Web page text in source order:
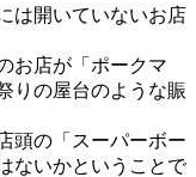
は開いていないお店
お店が「ポークマ
りの屋台のような賑
頭の「スーパーボー
ないかということで